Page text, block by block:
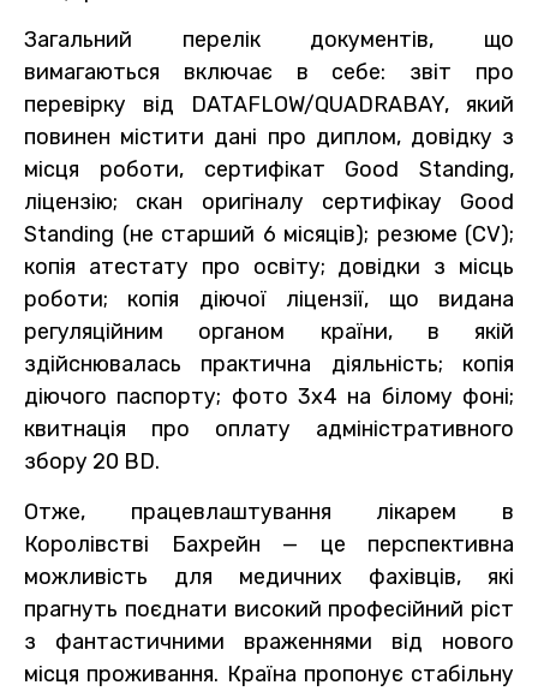
Загальний перелік документів, що
вимагаються включає в себе: звіт про
перевірку від DATAFLOW/QUADRABAY, який
повинен містити дані про диплом, довідку з
місця роботи, сертифікат Good Standing,
ліцензію; скан оригіналу сертифікау Good
Standing (не старший 6 місяців); резюме (CV);
копія атестату про освіту; довідки з місць
роботи; копія діючої ліцензії, що видана
регуляційним органом країни, в якій
здійснювалась практична діяльність; копія
діючого паспорту; фото 3х4 на білому фоні;
квитнація про оплату адміністративного
збору 20 BD.
Отже, працевлаштування лікарем в
Королівстві Бахрейн — це перспективна
можливість для медичних фахівців, які
прагнуть поєднати високий професійний ріст
з фантастичними враженнями від нового
місця проживання. Країна пропонує стабільну